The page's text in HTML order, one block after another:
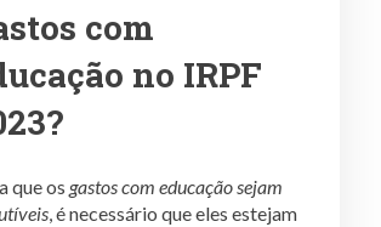
com
no IRPF
que os gastos com educação sejam
, é necessário que eles estejam